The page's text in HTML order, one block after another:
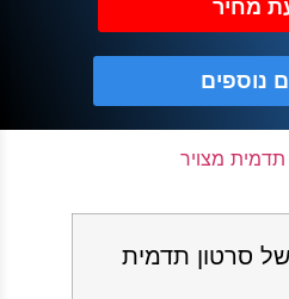
מחיר
נוספים
סרטון תדמית